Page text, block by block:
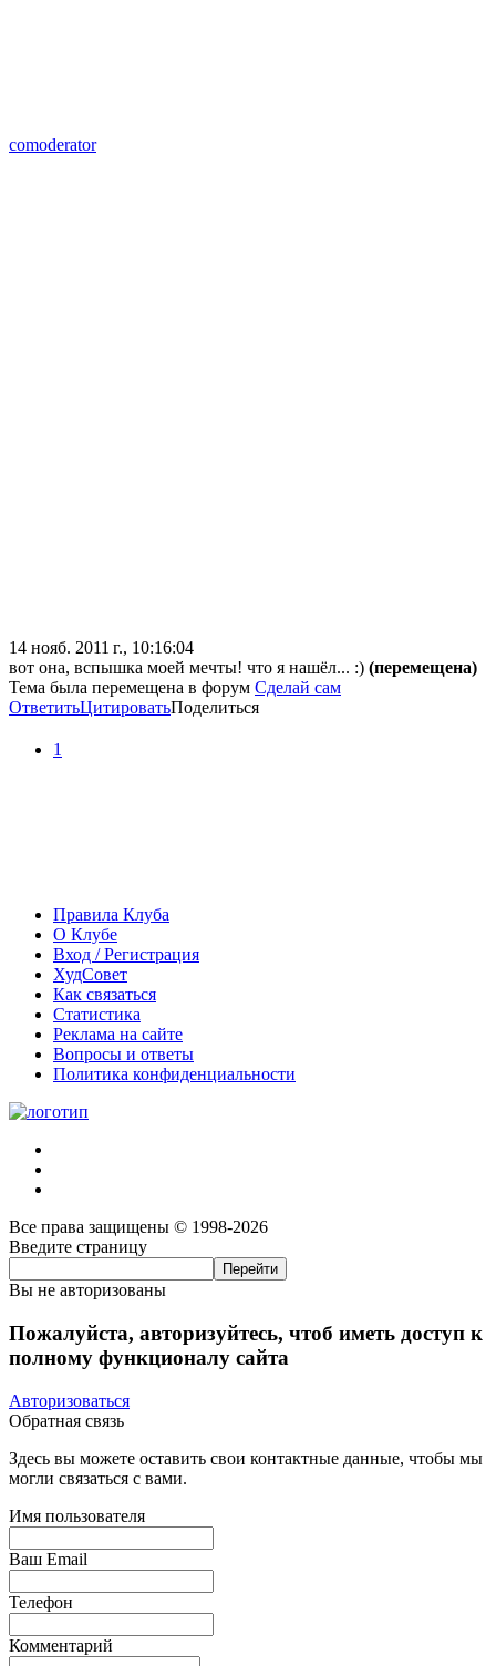
comoderator
14 нояб. 2011 г., 10:16:04
вот она, вспышка моей мечты! что я нашёл... :) (перемещена)
Тема была перемещена в форум Сделай сам
ОтветитьЦитироватьПоделиться
1
Правила Клуба
О Клубе
Вход / Регистрация
ХудСовет
Как связаться
Статистика
Реклама на сайте
Вопросы и ответы
Политика конфиденциальности
Все права защищены © 1998-2026
Введите страницу
Вы не авторизованы
Пожалуйста, авторизуйтесь, чтоб иметь доступ к
полному функционалу сайта
Авторизоваться
Обратная связь
Здесь вы можете оставить свои контактные данные, чтобы мы
могли связаться с вами.
Имя пользователя
Ваш Email
Телефон
Комментарий